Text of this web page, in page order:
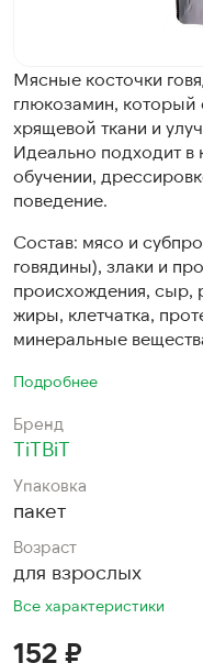
Мясные косточки
глюкозамин, который
хрящевой ткани и
Идеально подходит в
обучении,
поведение.
Состав: мясо и
говядины), злаки и
происхождения, сыр,
жиры, клетчатка,
минеральные
Подробнее
Бренд
TiTBiT
Упаковка
пакет
Возраст
для взрослых
Все характеристики
152 ₽